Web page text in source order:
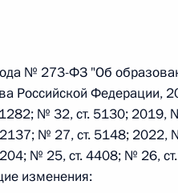
№ 273-ФЗ "Об
Российской Федерации,
№ 32, ст. 5130; 2019,
№ 27, ст. 5148; 2022,
№ 25, ст. 4408; № 26,
изменения: